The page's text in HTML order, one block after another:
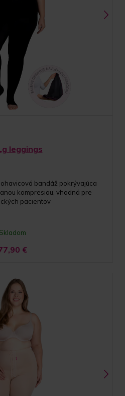
leggings
bandáž pokrývajúca
kompresiou, vhodná pre
pacientov
Skladom
€